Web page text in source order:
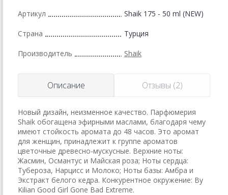
Артикул Shaik 175 - 50 ml (NEW)
Страна Турция
Производитель Shaik
Описание Отзывы (2)
Новый дизайн, неизменное качество. Парфюмерия
Shaik обогащена эфирными маслами, благодаря чему
имеют стойкость аромата до 48 часов. Это аромат
для женщин, принадлежит к группе ароматов
цветочные древесно-мускусные. Верхние ноты:
Жасмин, Османтус и Майская роза; Ноты сердца:
Тубероза, Нарцисс и Молоко; Ноты базы: Амбра и
Экстракт белого кедра. Конкурентное окружение: By
Kilian Good Girl Gone Bad Extreme.